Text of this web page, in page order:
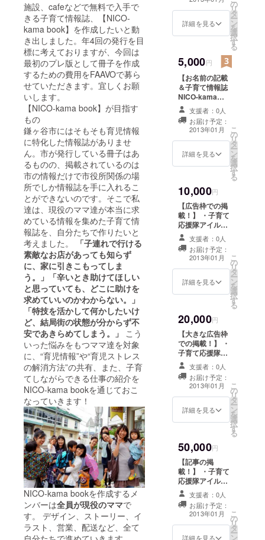
施設、cafeなどで無料で入手で
きる子育て情報誌、【NICO-
kama book】を作成したいと動
き出しました。年4回の発行を目
標に考えておりますが、今回は
最初のプレ版として冊子を作成
するための費用をFAAVOで募ら
せていただきます。宜しくお願
いします。
【NICO-kama book】が目指す
もの
鎌ヶ谷市にはそもそも育児情報
に特化した情報誌がありませ
ん。市が発行している冊子はあ
るものの、掲載されているのは
市の情報だけで市役所関係の場
所でしか情報誌を手に入れるこ
とができないのです。そこで私
達は、現役のママ達が本当に求
めている情報を集めた子育て情
報誌を、自分たちで作りたいと
考えました。
「子連れで行ける
素敵なお店があっても知らず
に、家に引きこもってしま
う。」「辛いとき助けてほしい
と思っていても、どこに助けを
求めていいのかわからない。」
「特技を活かして何かしたいけ
ど、結局街の状態が分からず不
安であきらめてしまう。」 こう
いった悩みをもつママ達を対象
に、“育児情報”や“育児ストレス
の解消方法”の共有、また、子育
てしながらできる仕事の紹介を
NICO-kama bookを通じておこ
なっていきます！
NICO-kama bookを作成するメ
ンバーは全員が現役のママで
す。 デザイン、ストーリー、イ
ラスト、営業、配送など、全て
がったNICO-
kama book３冊
を感謝を込めて
てお名前をアイ
ルゴーHP＆
NICO-kama
bookに掲載させ
ていただきま
す。 ※お名前の
印字を希望され
ない方はしない
ことも可能で
詳細を見る
の
リ
タ
ー
ン
を
選
択
す
る
5,000円
【お名前の記載
＆子育て情報誌
NICO-kama
book5冊プレゼ
ント！】 ・子育
て応援隊アイル
ゴーより感謝の
メール ・出来上
がったNICO-
前をアイルゴー
HP＆NICO-
kama bookに掲
載させていただ
きます。 ※お名
前の印字を希望
されない方はし
ないことも可能
です。
支援者：0人
お届け予定：
2013年01月
詳細を見る
こ
の
リ
タ
ー
ン
を
選
択
す
る
10,000円
【広告枠での掲
載！】 ・子育て
応援隊アイル
ゴーより感謝の
メール ・出来上
がったNICO-
kama book5冊
お渡し ・NICO-
kama book内に
て、4.5cm×6cm
載させていただ
きます。
支援者：0人
お届け予定：
2013年01月
詳細を見る
こ
の
リ
タ
ー
ン
を
選
択
す
る
20,000円
【大きな広告枠
での掲載！】 ・
子育て応援隊ア
イルゴーより感
謝のメール ・出
来上がった
NICO-kama
book5冊お渡し
・NICO-kama
book内にて、９
について掲載さ
せて頂きます。
支援者：0人
お届け予定：
2013年01月
詳細を見る
こ
の
リ
タ
ー
ン
を
選
択
す
る
50,000円
【記事の掲
載！】 ・子育て
応援隊アイル
ゴーより感謝の
メール ・出来上
がったNICO-
kama book5冊
お渡し ・NICO-
kama book１
支援者：0人
お届け予定：
2013年01月
詳細を見る
こ
の
リ
タ
ー
ン